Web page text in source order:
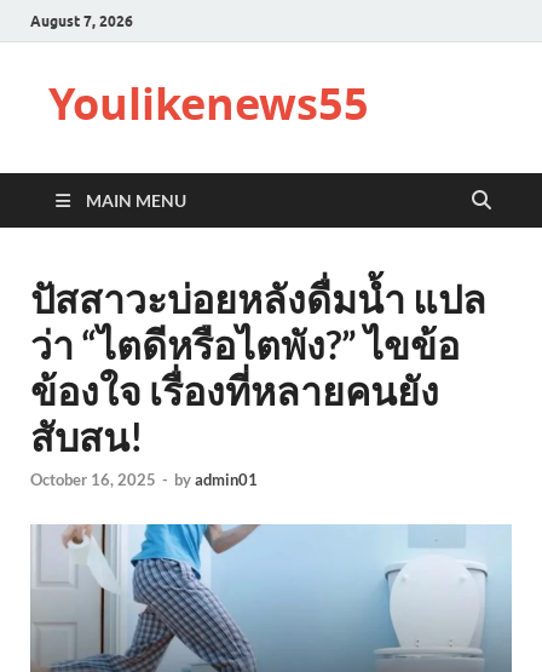
August 7, 2026
Youlikenews55
MAIN MENU
ปัสสาวะบ่อยหลังดื่มน้ำ แปล
ว่า “ไตดีหรือไตพัง?” ไขข้อ
ข้องใจ เรื่องที่หลายคนยัง
สับสน!
October 16, 2025 - byadmin01